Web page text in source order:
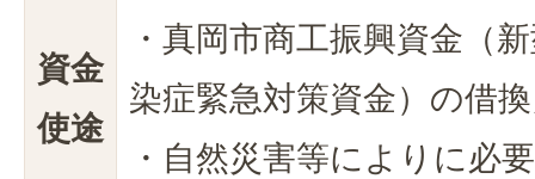
資金
使途
・真岡市商工振興資金（
染症緊急対策資金）の借
・自然災害等によりに必